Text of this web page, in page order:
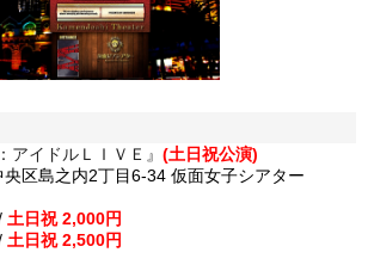
アイドルＬＩＶＥ』 (土日祝公演)
区島之内2丁目6-34 仮面女子シアター
土日祝 2,000円
土日祝 2,500円